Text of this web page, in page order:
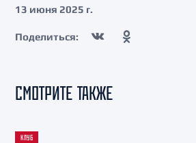
13 июня 2025 г.
Поделиться:
СМОТРИТЕ ТАКЖЕ
КЛУБ